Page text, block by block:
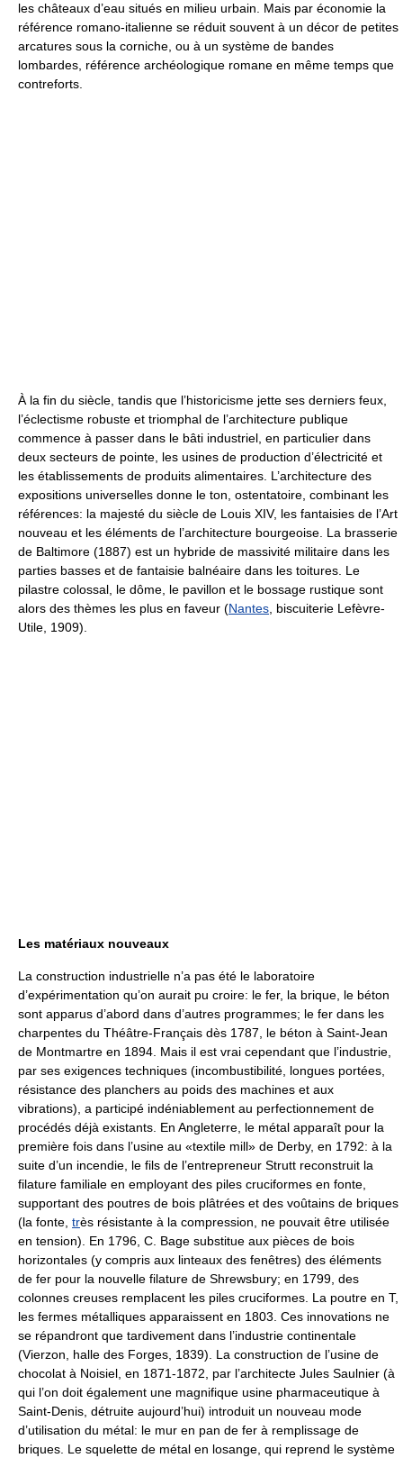
les châteaux d’eau situés en milieu urbain. Mais par économie la
référence romano-italienne se réduit souvent à un décor de petites
arcatures sous la corniche, ou à un système de bandes
lombardes, référence archéologique romane en même temps que
contreforts.
À la fin du siècle, tandis que l’historicisme jette ses derniers feux,
l’éclectisme robuste et triomphal de l’architecture publique
commence à passer dans le bâti industriel, en particulier dans
deux secteurs de pointe, les usines de production d’électricité et
les établissements de produits alimentaires. L’architecture des
expositions universelles donne le ton, ostentatoire, combinant les
références: la majesté du siècle de Louis XIV, les fantaisies de l’Art
nouveau et les éléments de l’architecture bourgeoise. La brasserie
de Baltimore (1887) est un hybride de massivité militaire dans les
parties basses et de fantaisie balnéaire dans les toitures. Le
pilastre colossal, le dôme, le pavillon et le bossage rustique sont
alors des thèmes les plus en faveur (Nantes, biscuiterie Lefèvre-
Utile, 1909).
Les matériaux nouveaux
La construction industrielle n’a pas été le laboratoire
d’expérimentation qu’on aurait pu croire: le fer, la brique, le béton
sont apparus d’abord dans d’autres programmes; le fer dans les
charpentes du Théâtre-Français dès 1787, le béton à Saint-Jean
de Montmartre en 1894. Mais il est vrai cependant que l’industrie,
par ses exigences techniques (incombustibilité, longues portées,
résistance des planchers au poids des machines et aux
vibrations), a participé indéniablement au perfectionnement de
procédés déjà existants. En Angleterre, le métal apparaît pour la
première fois dans l’usine au «textile mill» de Derby, en 1792: à la
suite d’un incendie, le fils de l’entrepreneur Strutt reconstruit la
filature familiale en employant des piles cruciformes en fonte,
supportant des poutres de bois plâtrées et des voûtains de briques
(la fonte, très résistante à la compression, ne pouvait être utilisée
en tension). En 1796, C. Bage substitue aux pièces de bois
horizontales (y compris aux linteaux des fenêtres) des éléments
de fer pour la nouvelle filature de Shrewsbury; en 1799, des
colonnes creuses remplacent les piles cruciformes. La poutre en T,
les fermes métalliques apparaissent en 1803. Ces innovations ne
se répandront que tardivement dans l’industrie continentale
(Vierzon, halle des Forges, 1839). La construction de l’usine de
chocolat à Noisiel, en 1871-1872, par l’architecte Jules Saulnier (à
qui l’on doit également une magnifique usine pharmaceutique à
Saint-Denis, détruite aujourd’hui) introduit un nouveau mode
d’utilisation du métal: le mur en pan de fer à remplissage de
briques. Le squelette de métal en losange, qui reprend le système